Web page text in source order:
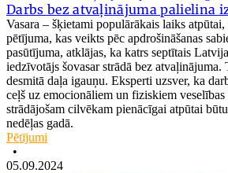
Darbs bez atvaļinājuma palielina
Vasara – šķietami populārākais laiks
pētījuma, kas veikts pēc apdrošināšanas
pasūtījuma, atklājas, ka katrs septītais
iedzīvotājs šovasar strādā bez
desmitā daļa igauņu. Eksperti uzsver, ka
ceļš uz emocionāliem un fiziskiem
strādājošam cilvēkam pienācīgai atpūtai
nedēļas gadā.
Pētījumi
•
05.09.2024